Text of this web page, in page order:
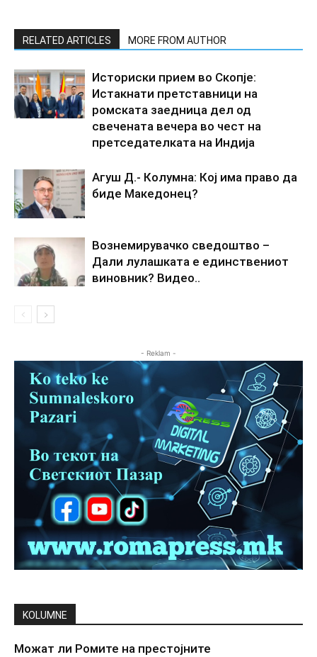
RELATED ARTICLES MORE FROM AUTHOR
Историски прием во Скопје:
Истакнати претставници на
ромската заедница дел од
свечената вечера во чест на
претседателката на Индија
Агуш Д.- Колумна: Кој има право да
биде Македонец?
Вознемирувачко сведоштво –
Дали лулашката е единствениот
виновник? Видео..
- Reklam -
KOLUMNE
Можат ли Ромите на престојните